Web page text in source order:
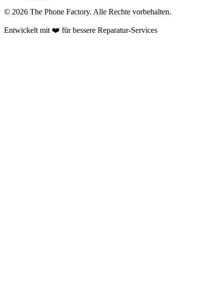
© 2026 The Phone Factory. Alle Rechte vorbehalten.
Entwickelt mit ❤️ für bessere Reparatur-Services